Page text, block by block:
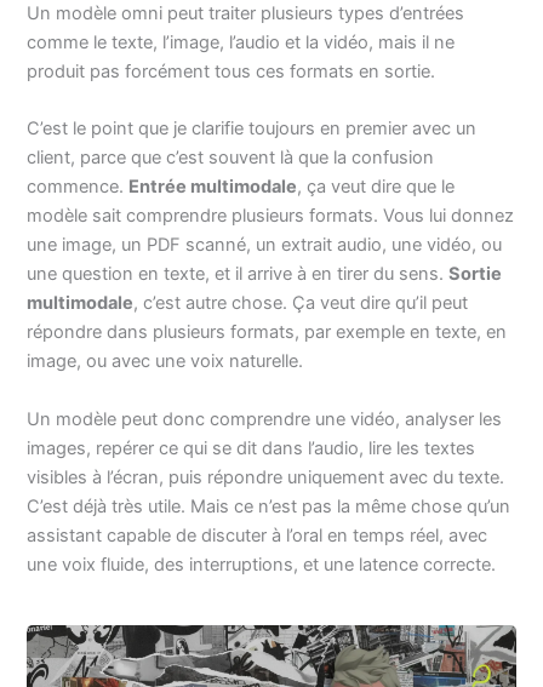
Un modèle omni peut traiter plusieurs types d’entrées
comme le texte, l’image, l’audio et la vidéo, mais il ne
produit pas forcément tous ces formats en sortie.
C’est le point que je clarifie toujours en premier avec un
client, parce que c’est souvent là que la confusion
commence. Entrée multimodale, ça veut dire que le
modèle sait comprendre plusieurs formats. Vous lui donnez
une image, un PDF scanné, un extrait audio, une vidéo, ou
une question en texte, et il arrive à en tirer du sens.Sortie
multimodale, c’est autre chose. Ça veut dire qu’il peut
répondre dans plusieurs formats, par exemple en texte, en
image, ou avec une voix naturelle.
Un modèle peut donc comprendre une vidéo, analyser les
images, repérer ce qui se dit dans l’audio, lire les textes
visibles à l’écran, puis répondre uniquement avec du texte.
C’est déjà très utile. Mais ce n’est pas la même chose qu’un
assistant capable de discuter à l’oral en temps réel, avec
une voix fluide, des interruptions, et une latence correcte.